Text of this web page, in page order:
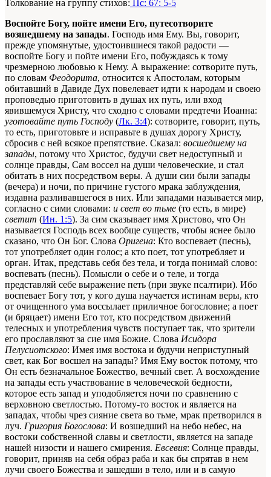
Толкование на группу стихов: Пс: 67: 5-5
Воспойте Богу, пойте имени Его, путесотворите
возшедшему на запады. Господь имя Ему. Вы, говорит,
прежде упомянутые, удостоившиеся такой радости —
воспойте Богу и пойте имени Его, побуждаясь к тому
чрезмерною любовью к Нему. А выражение: сотворите путь,
по словам Феодорита, относится к Апостолам, которым
обитавший в Давиде Дух повелевает идти к народам и своею
проповедью приготовить в душах их путь, или вход
явившемуся Христу, что сходно с словами предтечи Иоанна:
уготовайте путь Господу (Лк. 3:4): сотворите, говорит, путь,
то есть, приготовьте и исправьте в душах дорогу Христу,
сбросив с ней всякое препятствие. Сказал: восшедшему на
запады, потому что Христос, будучи свет недоступный и
солнце правды, Сам воссел на души человеческие, и стал
обитать в них посредством веры. А души сии были запады
(вечера) и ночи, по причине густого мрака заблуждения,
издавна разливавшегося в них. Или западами называется мир,
согласно с сими словами: и свет во тьме (то есть, в мире)
светит (Ин. 1:5). За сим сказывает имя Христово, что Он
называется Господь всех вообще существ, чтобы яснее было
сказано, что Он Бог. Слова Оригена: Кто воспевает (песнь),
тот употребляет один голос; а кто поет, тот употребляет и
орган. Итак, представь себя без тела, и тогда понимай слово:
воспевать (песнь). Помысли о себе и о теле, и тогда
представляй себе выражение петь (при звуке псалтири). Ибо
воспевает Богу тот, у кого душа научается истинам веры, кто
от очищенного ума воссылает приличное богословие; а поет
(и бряцает) имени Его тот, кто посредством движений
телесных и употребления чувств поступает так, что зрители
его прославляют за сие имя Божие. Слова Исидора
Пелусиотского: Имея имя востока и будучи неприступный
свет, как Бог восшел на запады? Имя Ему восток потому, что
Он есть безначальное Божество, вечный свет. А восхождение
на запады есть участвование в человеческой бедности,
которое есть запад и уподобляется ночи по сравнению с
верховною светлостью. Потому-то восток и является на
западах, чтобы чрез сияние света во тьме, мрак претворился в
луч. Григория Богослова: И возшедший на небо небес, на
востоки собственной славы и светлости, является на западе
нашей низости и нашего смирения. Евсевия: Солнце правды,
говорит, приняв на себя образ раба и как бы спрятав в нем
лучи своего Божества и зашедши в тело, или и в самую